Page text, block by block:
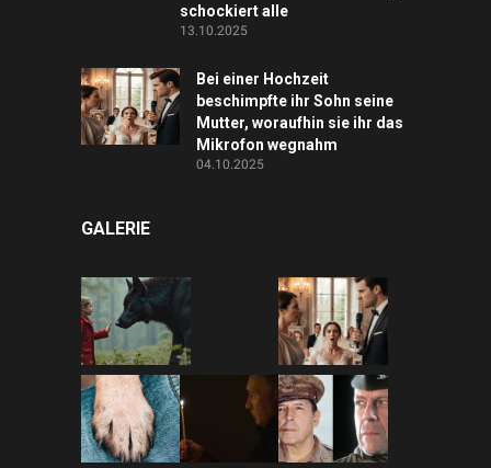
schockiert alle
13.10.2025
Bei einer Hochzeit
beschimpfte ihr Sohn seine
Mutter, woraufhin sie ihr das
Mikrofon wegnahm
04.10.2025
GALERIE